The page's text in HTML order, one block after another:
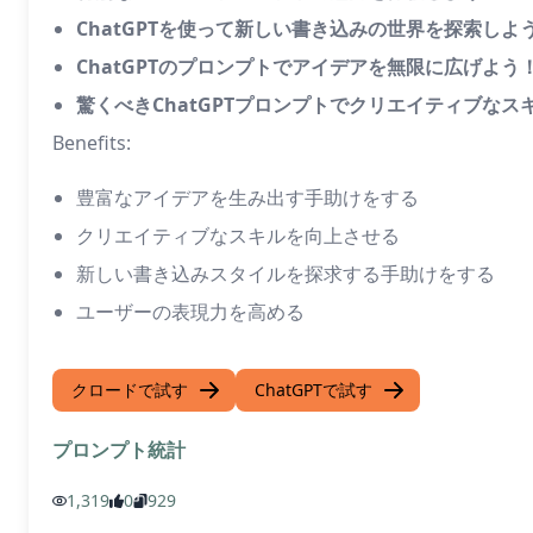
ChatGPTを使って新しい書き込みの世界を探索しよ
ChatGPTのプロンプトでアイデアを無限に広げよう！
驚くべきChatGPTプロンプトでクリエイティブなス
Benefits:
豊富なアイデアを生み出す手助けをする
クリエイティブなスキルを向上させる
新しい書き込みスタイルを探求する手助けをする
ユーザーの表現力を高める
クロードで試す ChatGPTで試す
プロンプト統計
1,319 0 929